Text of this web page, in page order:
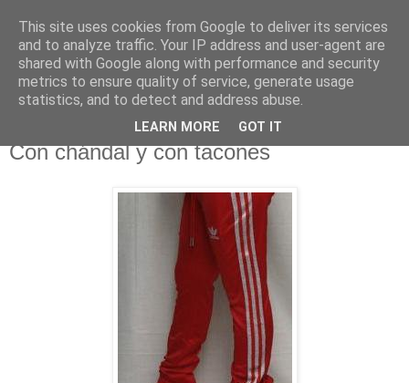
NO SPORT
¡Abajo el deporte!
lunes, 19 de noviembre de 2012
Con chándal y con tacones
This site uses cookies from Google to deliver its services
and to analyze traffic. Your IP address and user-agent are
shared with Google along with performance and security
metrics to ensure quality of service, generate usage
statistics, and to detect and address abuse.
LEARN MORE GOT IT